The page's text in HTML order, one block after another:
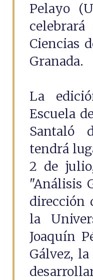
Pelayo
Ciencias
Granada.
La
Escuela
Santaló
tendrá
2 de
"Análisis
dirección
la
Joaquín
Gálvez,